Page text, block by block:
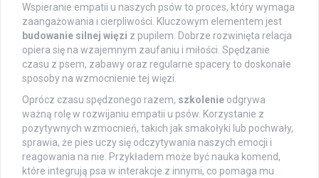
Wspieranie empatii u naszych psów to proces, który wymaga
zaangażowania i cierpliwości. Kluczowym elementem jest
budowanie silnej więzi z pupilem. Dobrze rozwinięta relacja
opiera się na wzajemnym zaufaniu i miłości. Spędzanie
czasu z psem, zabawy oraz regularne spacery to doskonałe
sposoby na wzmocnienie tej więzi.
Oprócz czasu spędzonego razem, szkolenie odgrywa
ważną rolę w rozwijaniu empatii u psów. Korzystanie z
pozytywnych wzmocnień, takich jak smakołyki lub pochwały,
sprawia, że pies uczy się odczytywania naszych emocji i
reagowania na nie. Przykładem może być nauka komend,
które integrują psa w interakcje z innymi, co pomaga mu